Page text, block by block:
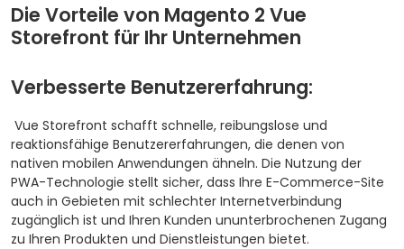
Die Vorteile von Magento 2 Vue
Storefront für Ihr Unternehmen
Verbesserte Benutzererfahrung:
Vue Storefront schafft schnelle, reibungslose und
reaktionsfähige Benutzererfahrungen, die denen von
nativen mobilen Anwendungen ähneln. Die Nutzung der
PWA-Technologie stellt sicher, dass Ihre E-Commerce-Site
auch in Gebieten mit schlechter Internetverbindung
zugänglich ist und Ihren Kunden ununterbrochenen Zugang
zu Ihren Produkten und Dienstleistungen bietet.